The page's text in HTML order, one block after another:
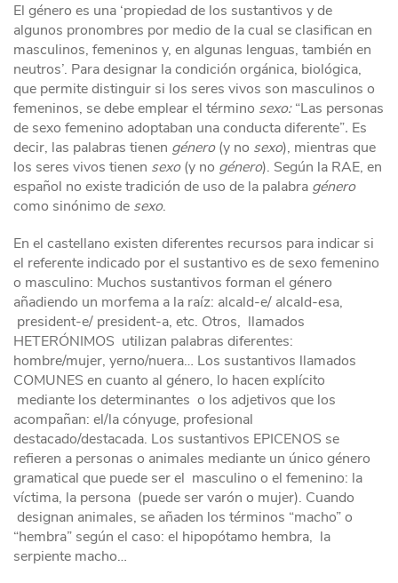
El género es una ‘propiedad de los sustantivos y de
algunos pronombres por medio de la cual se clasifican en
masculinos, femeninos y, en algunas lenguas, también en
neutros’. Para designar la condición orgánica, biológica,
que permite distinguir si los seres vivos son masculinos o
femeninos, se debe emplear el término sexo:“Las personas
de sexo femenino adoptaban una conducta diferente”. Es
decir, las palabras tienen género(y no sexo), mientras que
los seres vivos tienen sexo(y no género). Según la RAE, en
español no existe tradición de uso de la palabra género
como sinónimo de sexo.
En el castellano existen diferentes recursos para indicar si
el referente indicado por el sustantivo es de sexo femenino
o masculino: Muchos sustantivos forman el género
añadiendo un morfema a la raíz: alcald-e/ alcald-esa,
president-e/ president-a, etc. Otros, llamados
HETERÓNIMOS utilizan palabras diferentes:
hombre/mujer, yerno/nuera… Los sustantivos llamados
COMUNES en cuanto al género, lo hacen explícito
mediante los determinantes o los adjetivos que los
acompañan: el/la cónyuge, profesional
destacado/destacada. Los sustantivos EPICENOS se
refieren a personas o animales mediante un único género
gramatical que puede ser el masculino o el femenino: la
víctima, la persona (puede ser varón o mujer). Cuando
designan animales, se añaden los términos “macho” o
“hembra” según el caso: el hipopótamo hembra, la
serpiente macho…